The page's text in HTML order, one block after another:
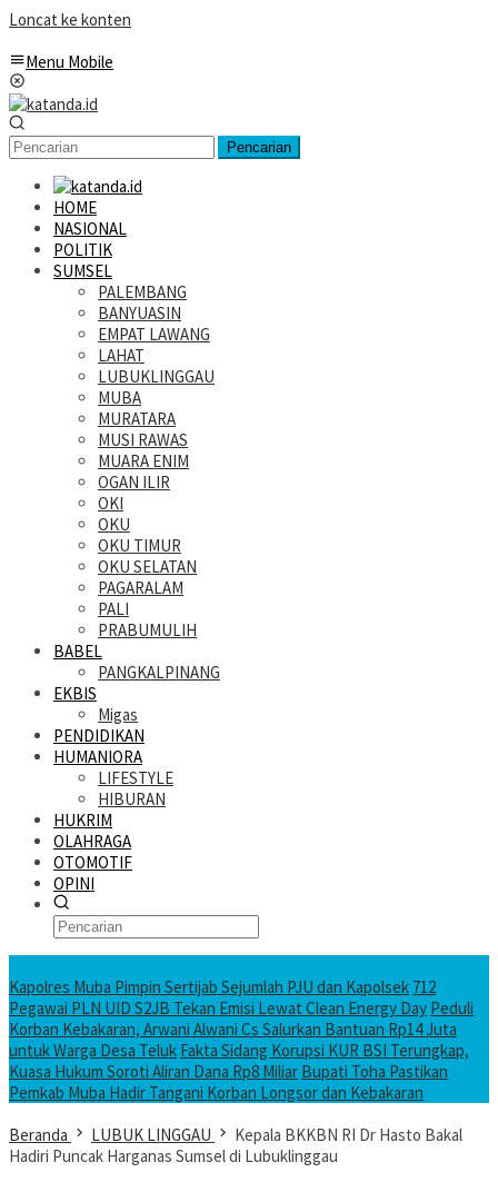
Loncat ke konten
Menu Mobile
Pencarian
HOME
NASIONAL
POLITIK
SUMSEL
PALEMBANG
BANYUASIN
EMPAT LAWANG
LAHAT
LUBUKLINGGAU
MUBA
MURATARA
MUSI RAWAS
MUARA ENIM
OGAN ILIR
OKI
OKU
OKU TIMUR
OKU SELATAN
PAGARALAM
PALI
PRABUMULIH
BABEL
PANGKALPINANG
EKBIS
Migas
PENDIDIKAN
HUMANIORA
LIFESTYLE
HIBURAN
HUKRIM
OLAHRAGA
OTOMOTIF
OPINI
Kapolres Muba Pimpin Sertijab Sejumlah PJU dan Kapolsek 712
Pegawai PLN UID S2JB Tekan Emisi Lewat Clean Energy Day Peduli
Korban Kebakaran, Arwani Alwani Cs Salurkan Bantuan Rp14 Juta
untuk Warga Desa Teluk Fakta Sidang Korupsi KUR BSI Terungkap,
Kuasa Hukum Soroti Aliran Dana Rp8 Miliar Bupati Toha Pastikan
Pemkab Muba Hadir Tangani Korban Longsor dan Kebakaran
Beranda
LUBUK LINGGAU
Kepala BKKBN RI Dr Hasto Bakal
Hadiri Puncak Harganas Sumsel di Lubuklinggau